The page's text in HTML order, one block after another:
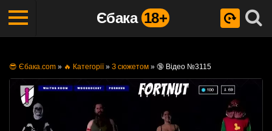
Єбака 18+
😎 Єбака.com » 🔥 Категорії» З сюжетом » 🔞 Відео №3115